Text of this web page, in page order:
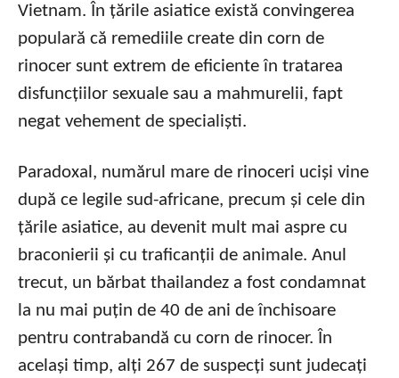
Vietnam. În țările asiatice există convingerea
populară că remediile create din corn de
rinocer sunt extrem de eficiente în tratarea
disfuncțiilor sexuale sau a mahmurelii, fapt
negat vehement de specialiști.
Paradoxal, numărul mare de rinoceri uciși vine
după ce legile sud-africane, precum și cele din
țările asiatice, au devenit mult mai aspre cu
braconierii și cu traficanții de animale. Anul
trecut, un bărbat thailandez a fost condamnat
la nu mai puțin de 40 de ani de închisoare
pentru contrabandă cu corn de rinocer. În
același timp, alți 267 de suspecți sunt judecați